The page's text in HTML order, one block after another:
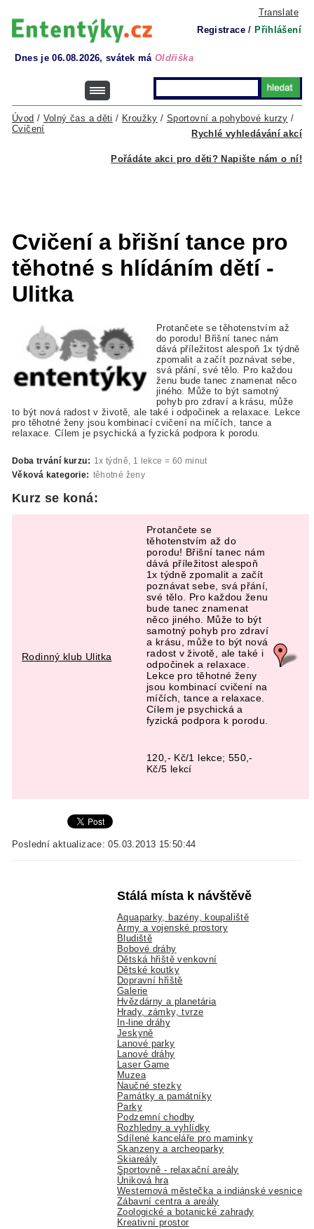
Translate
Registrace / Přihlášení
Dnes je 06.08.2026, svátek má Oldřiška
Rychlé vyhledávání akcí
Úvod / Volný čas a děti / Kroužky / Sportovní a pohybové kurzy /
Cvičení
Pořádáte akci pro děti? Napište nám o ní!
Cvičení a břišní tance pro
těhotné s hlídáním dětí -
Ulitka
Protančete se těhotenstvím až
do porodu! Břišní tanec nám
dává příležitost alespoň 1x týdně
zpomalit a začít poznávat sebe,
svá přání, své tělo. Pro každou
ženu bude tanec znamenat něco
jiného. Může to být samotný
pohyb pro zdraví a krásu, může
to být nová radost v životě, ale také i odpočinek a relaxace. Lekce
pro těhotné ženy jsou kombinací cvičení na míčích, tance a
relaxace. Cílem je psychická a fyzická podpora k porodu.
Doba trvání kurzu: 1x týdně, 1 lekce = 60 minut
Věková kategorie: těhotné ženy
Kurz se koná:
Rodinný klub Ulitka
Protančete se
těhotenstvím až do
porodu! Břišní tanec nám
dává příležitost alespoň
1x týdně zpomalit a začít
poznávat sebe, svá přání,
své tělo. Pro každou ženu
bude tanec znamenat
něco jiného. Může to být
samotný pohyb pro zdraví
a krásu, může to být nová
radost v životě, ale také i
odpočinek a relaxace.
Lekce pro těhotné ženy
jsou kombinací cvičení na
míčích, tance a relaxace.
Cílem je psychická a
fyzická podpora k porodu.
120,- Kč/1 lekce; 550,-
Kč/5 lekcí
Poslední aktualizace: 05.03.2013 15:50:44
Stálá místa k návštěvě
Aquaparky, bazény, koupaliště
Army a vojenské prostory
Bludiště
Bobové dráhy
Dětská hřiště venkovní
Dětské koutky
Dopravní hřiště
Galerie
Hvězdárny a planetária
Hrady, zámky, tvrze
In-line dráhy
Jeskyně
Lanové parky
Lanové dráhy
Laser Game
Muzea
Naučné stezky
Památky a památníky
Parky
Podzemní chodby
Rozhledny a vyhlídky
Sdílené kanceláře pro maminky
Skanzeny a archeoparky
Skiareály
Sportovně - relaxační areály
Úniková hra
Westernová městečka a indiánské vesnice
Zábavní centra a areály
Zoologické a botanické zahrady
Kreativní prostor